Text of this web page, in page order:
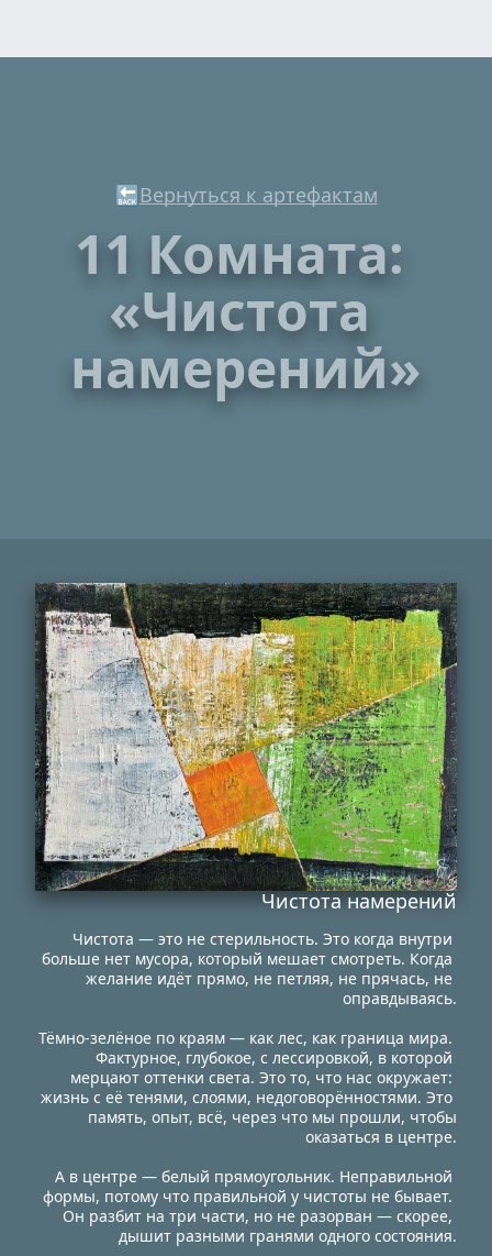
🔙 Вернуться к артефактам
11 Комната:
«Чистота
намерений»
Чистота намерений
Чистота — это не стерильность. Это когда внутри
больше нет мусора, который мешает смотреть. Когда
желание идёт прямо, не петляя, не прячась, не
оправдываясь.
Тёмно-зелёное по краям — как лес, как граница мира.
Фактурное, глубокое, с лессировкой, в которой
мерцают оттенки света. Это то, что нас окружает:
жизнь с её тенями, слоями, недоговорённостями. Это
память, опыт, всё, через что мы прошли, чтобы
оказаться в центре.
А в центре — белый прямоугольник. Неправильной
формы, потому что правильной у чистоты не бывает.
Он разбит на три части, но не разорван — скорее,
дышит разными гранями одного состояния.